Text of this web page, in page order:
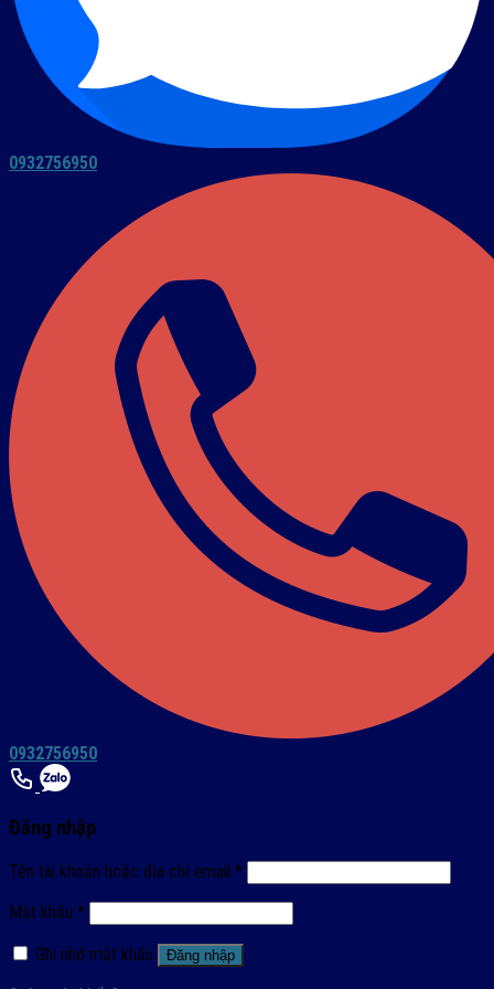
0932756950
0932756950
Đăng nhập
Tên tài khoản hoặc địa chỉ email *
Mật khẩu *
Ghi nhớ mật khẩu
Đăng nhập